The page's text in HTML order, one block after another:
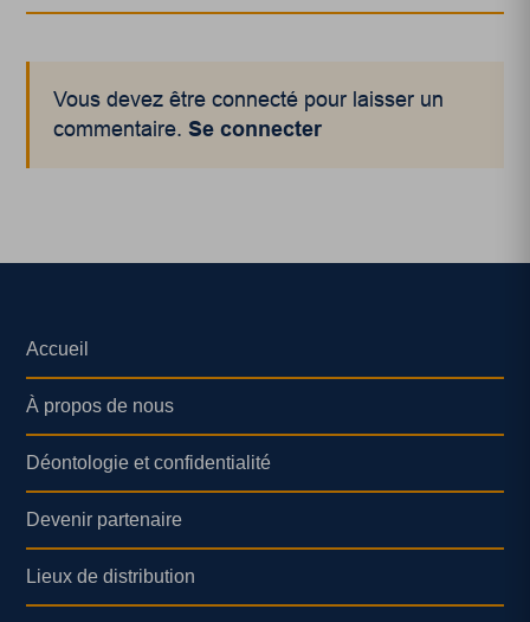
Vous devez être connecté pour laisser un
commentaire.Se connecter
Accueil
À propos de nous
Déontologie et confidentialité
Devenir partenaire
Lieux de distribution